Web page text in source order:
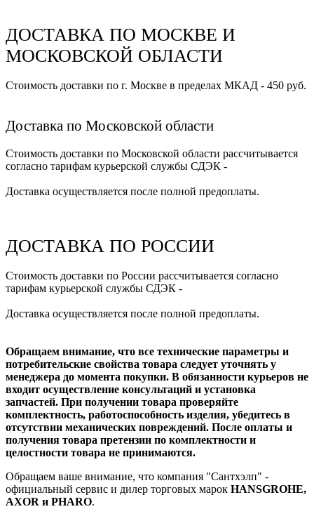
ДОСТАВКА ПО МОСКВЕ И
МОСКОВСКОЙ ОБЛАСТИ
Стоимость доставки по г. Москве в пределах МКАД - 450 руб.
Доставка по Московской области
Стоимость доставки по Московской области рассчитывается
согласно тарифам курьерской службы СДЭК -
Доставка осуществляется после полной предоплаты.
ДОСТАВКА ПО РОССИИ
Стоимость доставки по России рассчитывается согласно
тарифам курьерской службы СДЭК -
Доставка осуществляется после полной предоплаты.
Обращаем внимание, что все технические параметры и
потребительские свойства товара следует уточнять у
менеджера до момента покупки. В обязанности курьеров не
входит осуществление консультаций и установка
запчастей. При получении товара проверяйте
комплектность, работоспособность изделия, убедитесь в
отсутствии механических повреждений. После оплаты и
получения товара претензии по комплектности и
целостности товара не принимаются.
Обращаем ваше внимание, что компания "Сантхэлп" -
официальный сервис и дилер торговых марок HANSGROHE,
AXOR и PHARO.